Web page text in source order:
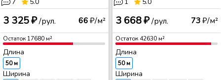
3 325 ₽/рул. 66₽/м²
Остаток 17680м²
Длина
50 м
Ширина
3 668 ₽/рул. 73₽/м²
Остаток 42630м²
Длина
50 м
Ширина